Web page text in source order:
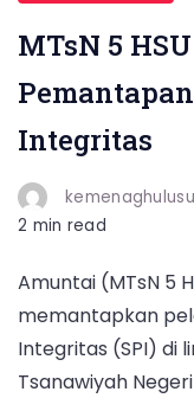
MTsN 5
Integritas
2 min read
Amuntai (MTsN 5
memantapkan
Integritas (SPI) di
Tsanawiyah